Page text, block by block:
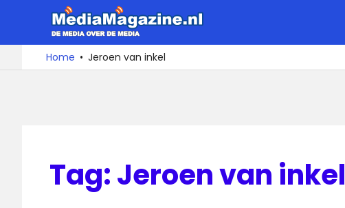
de
De
media
over
Home Jeroen van inkel
Tag:Jeroen van inkel